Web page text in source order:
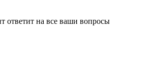
ответит на все ваши вопросы